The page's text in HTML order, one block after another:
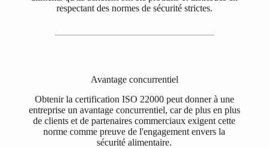
respectant des normes de sécurité strictes.
Avantage concurrentiel
Obtenir la certification ISO 22000 peut donner à une
entreprise un avantage concurrentiel, car de plus en plus
de clients et de partenaires commerciaux exigent cette
norme comme preuve de l'engagement envers la
sécurité alimentaire.